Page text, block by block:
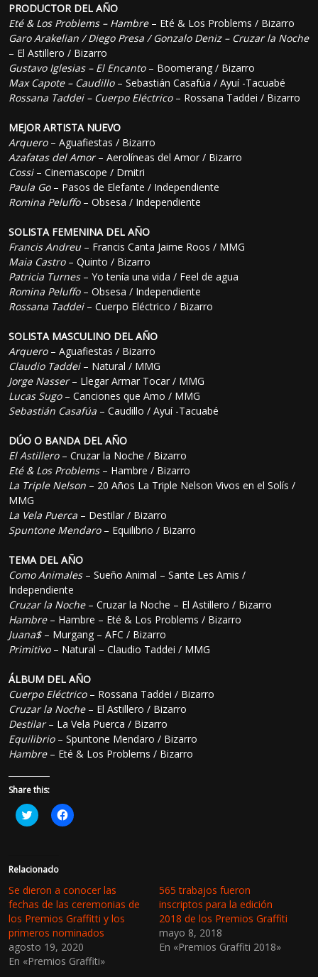
PRODUCTOR DEL AÑO
Eté & Los Problems – Hambre– Eté & Los Problems / Bizarro
Garo Arakelian / Diego Presa / Gonzalo Deniz – Cruzar la Noche
– El Astillero / Bizarro
Gustavo Iglesias – El Encanto– Boomerang / Bizarro
Max Capote – Caudillo– Sebastián Casafúa / Ayuí -Tacuabé
Rossana Taddei – Cuerpo Eléctrico– Rossana Taddei / Bizarro
MEJOR ARTISTA NUEVO
Arquero– Aguafiestas / Bizarro
Azafatas del Amor– Aerolíneas del Amor / Bizarro
Cossi– Cinemascope / Dmitri
Paula Go– Pasos de Elefante / Independiente
Romina Peluffo– Obsesa / Independiente
SOLISTA FEMENINA DEL AÑO
Francis Andreu – Francis Canta Jaime Roos / MMG
Maia Castro– Quinto / Bizarro
Patricia Turnes– Yo tenía una vida / Feel de agua
Romina Peluffo– Obsesa / Independiente
Rossana Taddei– Cuerpo Eléctrico / Bizarro
SOLISTA MASCULINO DEL AÑO
Arquero– Aguafiestas / Bizarro
Claudio Taddei– Natural / MMG
Jorge Nasser– Llegar Armar Tocar / MMG
Lucas Sugo– Canciones que Amo / MMG
Sebastián Casafúa – Caudillo / Ayuí -Tacuabé
DÚO O BANDA DEL AÑO
El Astillero– Cruzar la Noche / Bizarro
Eté & Los Problems– Hambre / Bizarro
La Triple Nelson – 20 Años La Triple Nelson Vivos en el Solís /
MMG
La Vela Puerca – Destilar / Bizarro
Spuntone Mendaro– Equilibrio / Bizarro
TEMA DEL AÑO
Como Animales– Sueño Animal – Sante Les Amis /
Independiente
Cruzar la Noche– Cruzar la Noche – El Astillero / Bizarro
Hambre– Hambre – Eté & Los Problems / Bizarro
Juana$– Murgang – AFC / Bizarro
Primitivo– Natural – Claudio Taddei / MMG
ÁLBUM DEL AÑO
Cuerpo Eléctrico– Rossana Taddei / Bizarro
Cruzar la Noche– El Astillero / Bizarro
Destilar– La Vela Puerca / Bizarro
Equilibrio– Spuntone Mendaro / Bizarro
Hambre– Eté & Los Problems / Bizarro
Share this:
H
a
c
a
r
a
c
o
m
p
a
r
H
a
a
r
a
c
o
m
p
a
r
Relacionado
Se dieron a conocer las
fechas de las ceremonias de
los Premios Graffitti y los
primeros nominados
agosto 19, 2020
En «Premios Graffiti»
565 trabajos fueron
inscriptos para la edición
2018 de los Premios Graffiti
mayo 8, 2018
En «Premios Graffiti 2018»